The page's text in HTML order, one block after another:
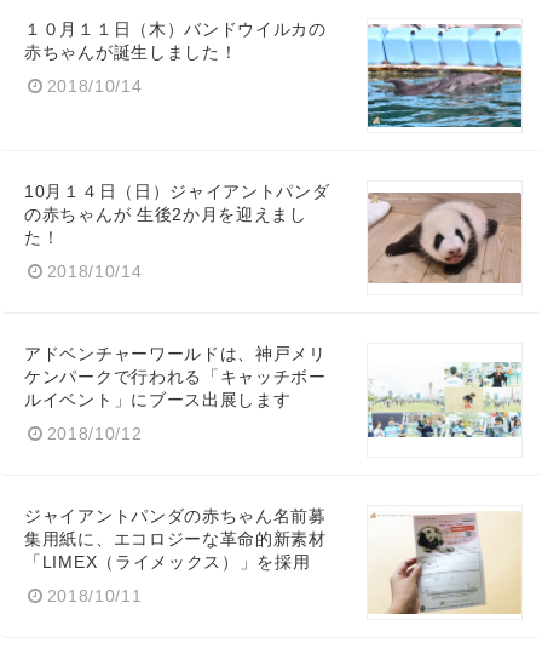
１０月１１日（木）バンドウイルカの
赤ちゃんが誕生しました！
2018/10/14
10月１４日（日）ジャイアントパンダ
の赤ちゃんが 生後2か月を迎えまし
た！
2018/10/14
アドベンチャーワールドは、神戸メリ
ケンパークで行われる「キャッチボー
ルイベント」にブース出展します
2018/10/12
ジャイアントパンダの赤ちゃん名前募
集用紙に、エコロジーな革命的新素材
「LIMEX（ライメックス）」を採用
2018/10/11